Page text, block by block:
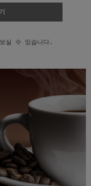
실 수 있습니다.